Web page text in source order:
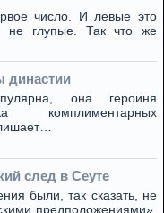
число. И левые это
не глупые. Так что же
династии
она героиня
комплиментарных
след в Сеуте
были, так сказать, не
предположениями»,